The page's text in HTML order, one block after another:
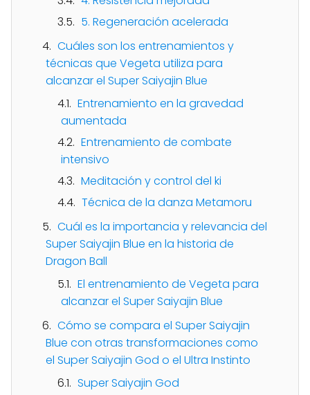
5. Regeneración acelerada
Cuáles son los entrenamientos y
técnicas que Vegeta utiliza para
alcanzar el Super Saiyajin Blue
Entrenamiento en la gravedad
aumentada
Entrenamiento de combate
intensivo
Meditación y control del ki
Técnica de la danza Metamoru
Cuál es la importancia y relevancia del
Super Saiyajin Blue en la historia de
Dragon Ball
El entrenamiento de Vegeta para
alcanzar el Super Saiyajin Blue
Cómo se compara el Super Saiyajin
Blue con otras transformaciones como
el Super Saiyajin God o el Ultra Instinto
Super Saiyajin God